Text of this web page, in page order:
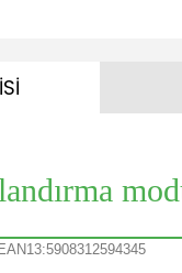
EAN13:5908312594345